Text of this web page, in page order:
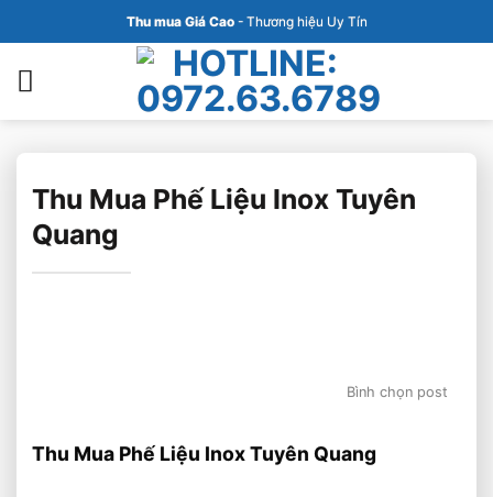
qua
nội
Thu mua Giá Cao- Thương hiệu Uy Tín
Thu Mua Phế Liệu Inox Tuyên
Quang
Bình chọn post
Thu Mua Phế Liệu Inox Tuyên Quang